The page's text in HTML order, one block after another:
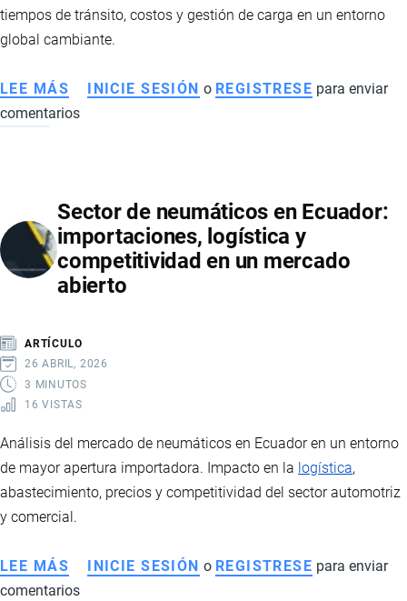
tiempos de tránsito, costos y gestión de carga en un entorno
global cambiante.
LEE MÁS SOBRE
LOGÍSTICA
Y
EFICIENCIA
EN
EL
INICIE SESIÓN o REGISTRESE para enviar
comentarios
Sector de neumáticos en Ecuador:
importaciones, logística y
competitividad en un mercado
abierto
ARTÍCULO
26 ABRIL, 2026
3 MINUTOS
16 VISTAS
Análisis del mercado de neumáticos en Ecuador en un entorno
de mayor apertura importadora. Impacto en la logística,
abastecimiento, precios y competitividad del sector automotriz
y comercial.
LEE MÁS SOBRE
SECTOR
INICIE SESIÓN o REGISTRESE para enviar
comentarios